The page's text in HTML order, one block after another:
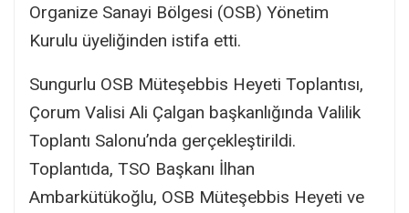
Organize Sanayi Bölgesi (OSB) Yönetim
Kurulu üyeliğinden istifa etti.
Sungurlu OSB Müteşebbis Heyeti Toplantısı,
Çorum Valisi Ali Çalgan başkanlığında Valilik
Toplantı Salonu’nda gerçekleştirildi.
Toplantıda, TSO Başkanı İlhan
Ambarkütükoğlu, OSB Müteşebbis Heyeti ve